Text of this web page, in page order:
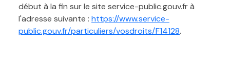
début à la fin sur le site service-public.gouv.fr à
l'adresse suivante : https://www.service-
public.gouv.fr/particuliers/vosdroits/F14128.